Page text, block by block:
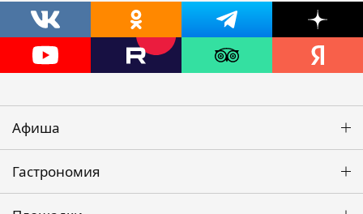
Афиша
Гастрономия